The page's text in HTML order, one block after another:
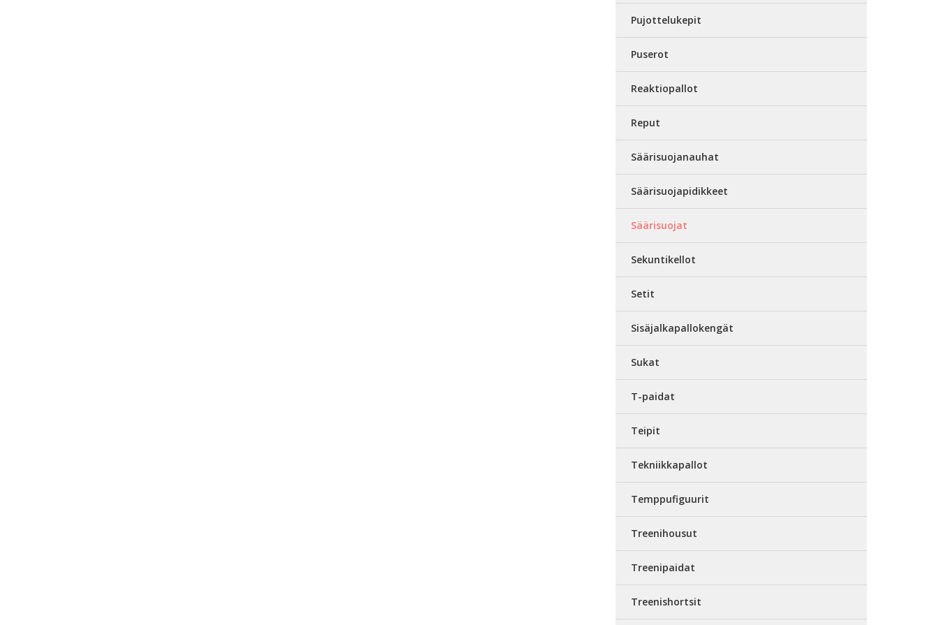
Pujottelukepit
Puserot
Reaktiopallot
Reput
Säärisuojanauhat
Säärisuojapidikkeet
Säärisuojat
Sekuntikellot
Setit
Sisäjalkapallokengät
Sukat
T-paidat
Teipit
Tekniikkapallot
Temppufiguurit
Treenihousut
Treenipaidat
Treenishortsit